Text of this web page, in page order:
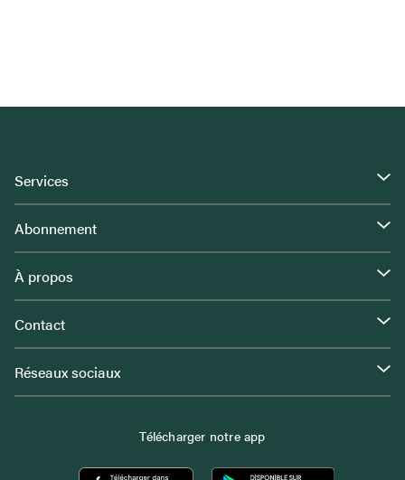
Services
Abonnement
À propos
Contact
Réseaux sociaux
Télécharger notre app